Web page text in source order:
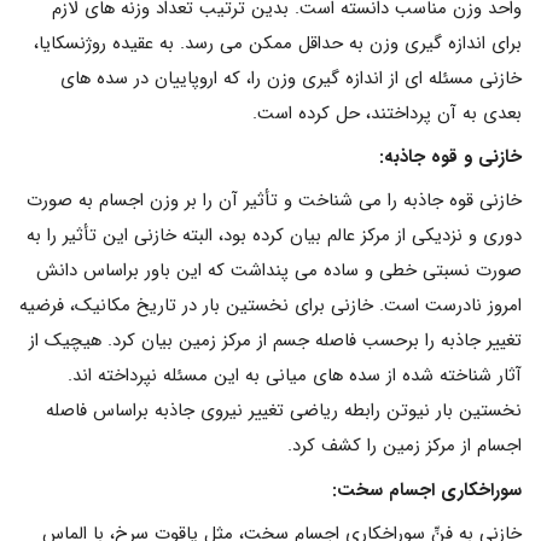
واحد وزن مناسب دانسته است. بدین ترتیب تعداد وزنه هاى لازم
براى اندازه گیرى وزن به حداقل ممکن مى رسد. به عقیده روژنسکایا،
خازنى مسئله اى از اندازه گیرى وزن را، که اروپاییان در سده هاى
بعدى به آن پرداختند، حل کرده است.
خازنی و قوه جاذبه:
خازنى قوه جاذبه را مى شناخت و تأثیر آن را بر وزن اجسام به صورت
دورى و نزدیکى از مرکز عالم بیان کرده بود، البته خازنى این تأثیر را به
صورت نسبتى خطى و ساده مى پنداشت که این باور براساس دانش
امروز نادرست است. خازنى براى نخستین بار در تاریخ مکانیک، فرضیه
تغییر جاذبه را برحسب فاصله جسم از مرکز زمین بیان کرد. هیچیک از
آثار شناخته شده از سده هاى میانى به این مسئله نپرداخته اند.
نخستین بار نیوتن رابطه ریاضى تغییر نیروى جاذبه براساس فاصله
اجسام از مرکز زمین را کشف کرد.
سوراخکاری اجسام سخت:
خازنى به فنِّ سوراخکارىِ اجسامِ سخت، مثل یاقوت سرخ، با الماس